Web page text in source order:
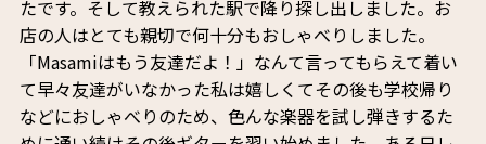
たです。そして教えられた駅で降り探し出しました。お
店の人はとても親切で何十分もおしゃべりしました。
「Masamiはもう友達だよ！」なんて言ってもらえて着い
て早々友達がいなかった私は嬉しくてその後も学校帰り
などにおしゃべりのため、色んな楽器を試し弾きするた